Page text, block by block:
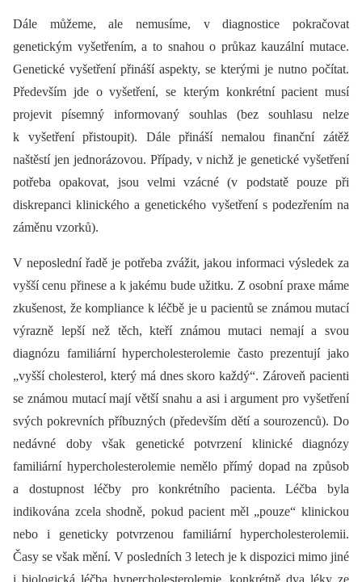
Dále můžeme, ale nemusíme, v diagnostice pokračovat
genetickým vyšetřením, a to snahou o průkaz kauzální mutace.
Genetické vyšetření přináší aspekty, se kterými je nutno počítat.
Především jde o vyšetření, se kterým konkrétní pacient musí
projevit písemný informovaný souhlas (bez souhlasu nelze
k vyšetření přistoupit). Dále přináší nemalou finanční zátěž
naštěstí jen jednorázovou. Případy, v nichž je genetické vyšetření
potřeba opakovat, jsou velmi vzácné (v podstatě pouze při
diskrepanci klinického a genetického vyšetření s podezřením na
záměnu vzorků).
V neposlední řadě je potřeba zvážit, jakou informaci výsledek za
vyšší cenu přinese a k jakému bude užitku. Z osobní praxe máme
zkušenost, že kompliance k léčbě je u pacientů se známou mutací
výrazně lepší než těch, kteří známou mutaci nemají a svou
diagnózu familiární hypercholesterol­emie často prezentují jako
„vyšší cholesterol, který má dnes skoro každý“. Zároveň pacienti
se známou mutací mají větší snahu a asi i argument pro vyšetření
svých pokrevních příbuzných (především dětí a sourozenců). Do
nedávné doby však genetické potvrzení klinické diagnózy
familiární hyper­cholesterolemie nemělo přímý dopad na způsob
a dostupnost léčby pro konkrétního pacienta. Léčba byla
indikována zcela shodně, pokud pacient měl „pouze“ klinickou
nebo i geneticky potvrzenou familiární hypercholesterolemii.
Časy se však mění. V posledních 3 letech je k dispozici mimo jiné